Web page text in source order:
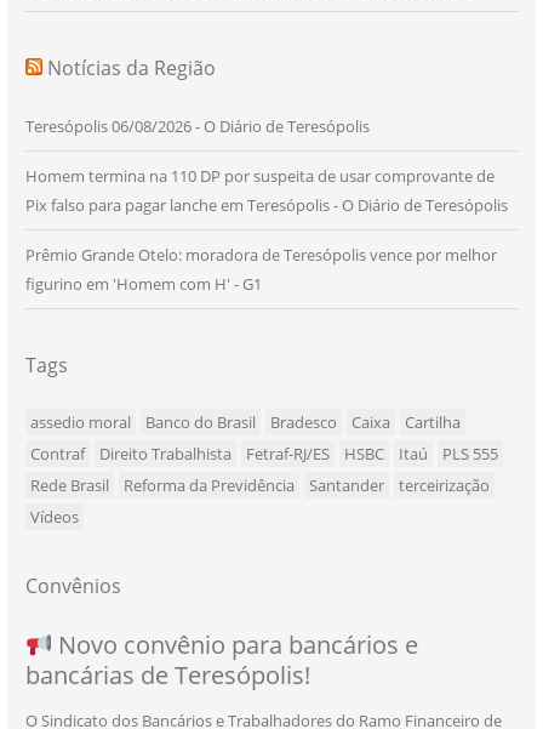
Notícias da Região
Teresópolis 06/08/2026 - O Diário de Teresópolis
Homem termina na 110 DP por suspeita de usar comprovante de
Pix falso para pagar lanche em Teresópolis - O Diário de Teresópolis
Prêmio Grande Otelo: moradora de Teresópolis vence por melhor
figurino em 'Homem com H' - G1
Tags
assedio moral Banco do Brasil Bradesco Caixa
Cartilha
Contraf
Direito Trabalhista Fetraf-RJ/ES HSBC Itaú
PLS 555
Rede Brasil
Reforma da Previdência Santander
terceirização
Vídeos
Convênios
SEU NOVO BENEFÍCIO CHEGOU
Novo convênio para bancários e
bancárias de Teresópolis!
O Sindicato dos Bancários e Trabalhadores do Ramo Financeiro de
NOVO CONVÊNIO PARA VOCÊ, BANCÁRIO
E BANCÁRIA!
Convênio com a Rede de Ensino Técnico e
Centro de Qualificação Técnica